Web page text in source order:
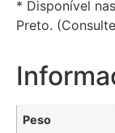
* Disponível
Preto.
Peso